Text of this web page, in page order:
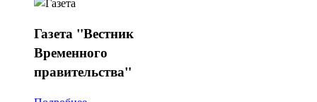
Газета "Вестник
Временного
правительства"